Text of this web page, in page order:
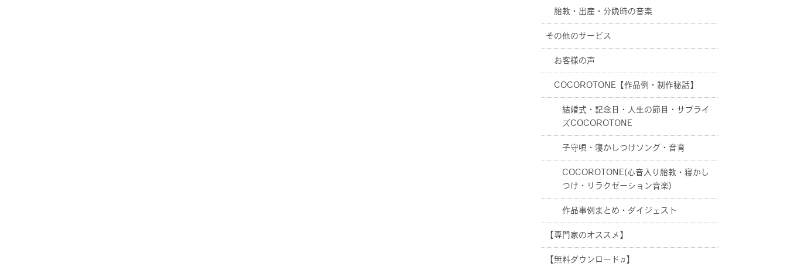
胎教・出産・分娩時の音楽
その他のサービス
お客様の声
COCOROTONE【作品例・制作秘話】
結婚式・記念日・人生の節目・サプライ
ズCOCOROTONE
子守唄・寝かしつけソング・音育
COCOROTONE(心音入り胎教・寝かし
つけ・リラクゼーション音楽)
作品事例まとめ・ダイジェスト
【専門家のオススメ】
【無料ダウンロード♫】